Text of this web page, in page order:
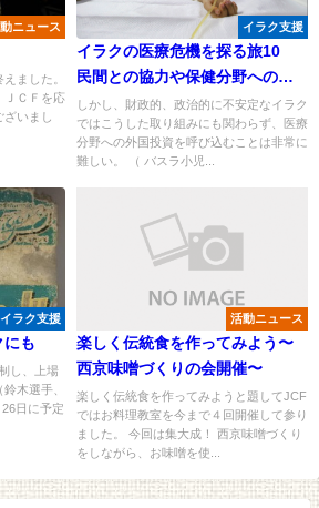
ニュース
ました。
ＪＣＦを応
いまし
イラク支援
イラクの医療危機を探る旅10
民間との協力や保健分野への投
資の呼び込み
しかし、財政的、政治的に不安定なイラク
ではこうした取り組みにも関わらず、医療
分野への外国投資を呼び込むことは非常に
難しい。 （ バスラ小児...
イラク支援
にも
し、上場
木選手、
日に予定
活動ニュース
楽しく伝統食を作ってみよう〜
西京味噌づくりの会開催〜
楽しく伝統食を作ってみようと題してJCF
ではお料理教室を今まで４回開催して参り
ました。 今回は集大成！ 西京味噌づくり
をしながら、お味噌を使...